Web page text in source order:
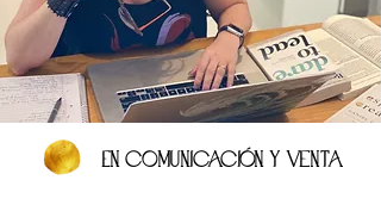
En comunicación y venta